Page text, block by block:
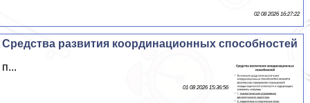
02 08 2026 16:27:22
Средства развития координационных способностей
п...
01 08 2026 15:36:56